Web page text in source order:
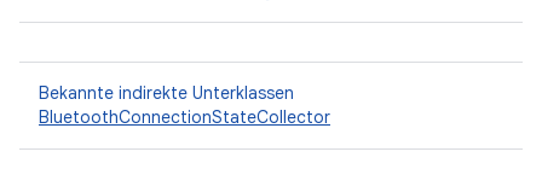
Bekannte indirekte Unterklassen
BluetoothConnectionStateCollector